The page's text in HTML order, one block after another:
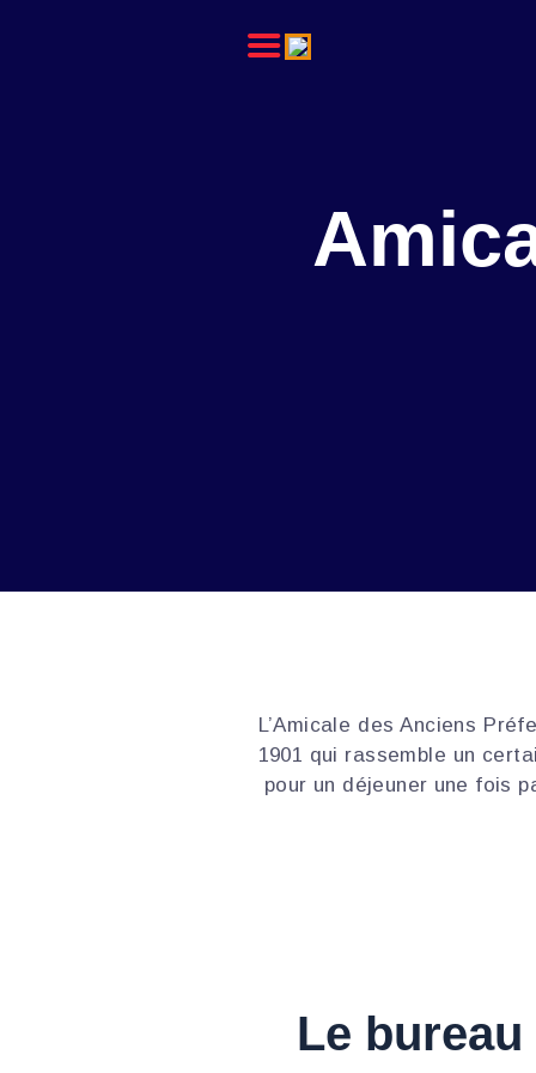
L’ACPHFMI
ADMINISTRATION
L’Amicale des Anciens
1901 qui rassemble un
pour un déjeuner une fois
Le